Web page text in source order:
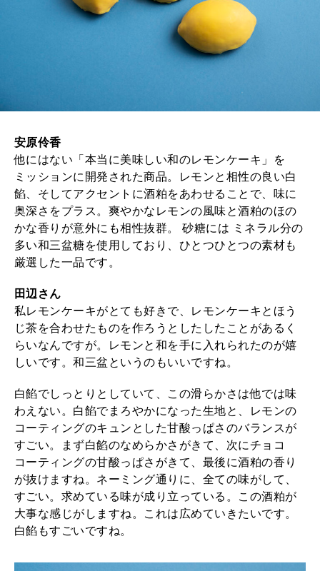
安原伶香
他にはない「本当に美味しい和のレモンケーキ」を
ミッションに開発された商品。レモンと相性の良い白
餡、そしてアクセントに酒粕をあわせることで、味に
奥深さをプラス。爽やかなレモンの風味と酒粕のほの
かな香りが意外にも相性抜群。 砂糖には ミネラル分の
多い和三盆糖を使用しており、ひとつひとつの素材も
厳選した一品です。
田辺さん
私レモンケーキがとても好きで、レモンケーキとほう
じ茶を合わせたものを作ろうとしたしたことがあるく
らいなんですが。レモンと和を手に入れられたのが嬉
しいです。和三盆というのもいいですね。
白餡でしっとりとしていて、この滑らかさは他では味
わえない。白餡でまろやかになった生地と、レモンの
コーティングのキュンとした甘酸っぱさのバランスが
すごい。まず白餡のなめらかさがきて、次にチョコ
コーティングの甘酸っぱさがきて、最後に酒粕の香り
が抜けますね。ネーミング通りに、全ての味がして、
すごい。求めている味が成り立っている。この酒粕が
大事な感じがしますね。これは広めていきたいです。
白餡もすごいですね。